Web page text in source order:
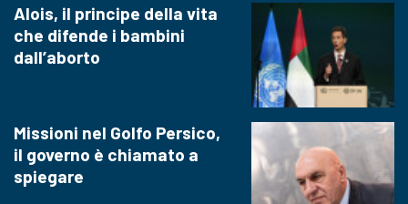
Alois, il principe della vita
che difende i bambini
dall’aborto
Missioni nel Golfo Persico,
il governo è chiamato a
spiegare